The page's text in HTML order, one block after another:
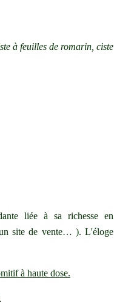
à feuilles de romarin, ciste
liée à sa richesse en
site de vente… ). L'éloge
à haute dose.